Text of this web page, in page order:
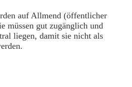
auf Allmend (öffentlicher
müssen gut zugänglich und
liegen, damit sie nicht als